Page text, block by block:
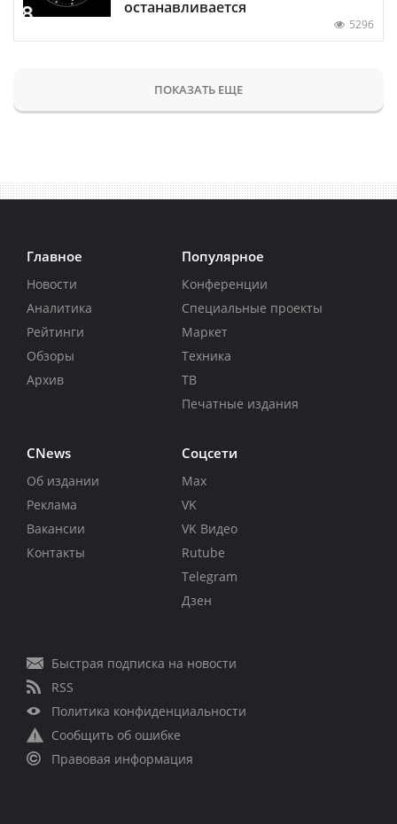
останавливается
5296
ПОКАЗАТЬ ЕЩЕ
Главное
Новости
Аналитика
Рейтинги
Обзоры
Архив
Популярное
Конференции
Специальные проекты
Маркет
Техника
ТВ
Печатные издания
CNews
Об издании
Реклама
Вакансии
Контакты
Соцсети
Max
VK
VK Видео
Rutube
Telegram
Дзен
Быстрая подписка на новости
RSS
Политика конфиденциальности
Сообщить об ошибке
Правовая информация